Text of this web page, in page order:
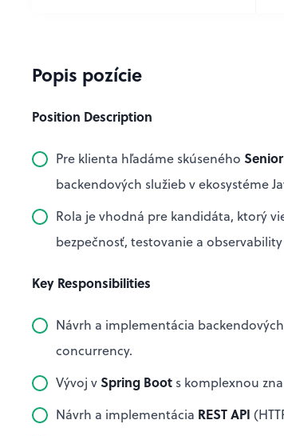
Popis pozície
Position Description
Pre klienta hľadáme skúseného
backendových služieb v ekosystéme
Rola je vhodná pre kandidáta, ktorý
bezpečnosť, testovanie a
Key Responsibilities
Návrh a implementácia
concurrency.
Vývoj vSpring Boot s komplexnou
Návrh a implementácia REST API